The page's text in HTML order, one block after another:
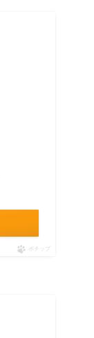
ポチップ